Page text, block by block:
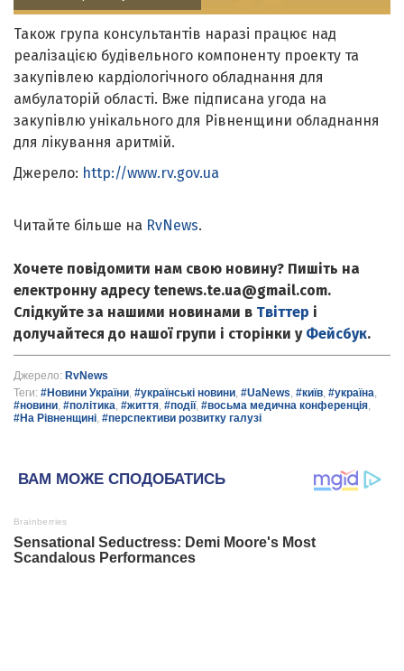
Також група консультантів наразі працює над
реалізацією будівельного компоненту проекту та
закупівлею кардіологічного обладнання для
амбулаторій області. Вже підписана угода на
закупівлю унікального для Рівненщини обладнання
для лікування аритмій.
Джерело: http://www.rv.gov.ua
Читайте більше на RvNews.
Хочете повідомити нам свою новину? Пишіть на
електронну адресу tenews.te.ua@gmail.com.
Слідкуйте за нашими новинами в Твіттер і
долучайтеся до нашої групи і сторінки у Фейсбук.
Джерело: RvNews
Теги: #Новини України, #українські новини, #UaNews, #київ, #україна,
#новини, #політика, #життя, #події, #восьма медична конференція,
#На Рівненщині, #перспективи розвитку галузі